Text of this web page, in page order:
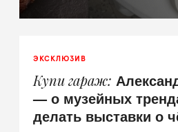
ЭКСКЛЮЗИВ
Купи гараж
— о музейных
делать выставки о